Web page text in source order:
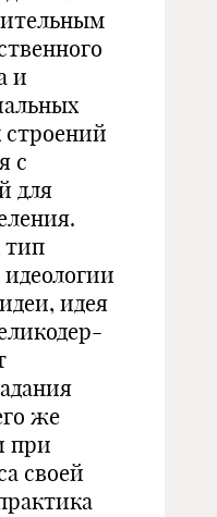
и
строений
с
для
тип
идеологии
идея
же
при
своей